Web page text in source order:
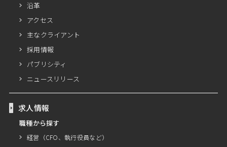
沿革
アクセス
主なクライアント
採用情報
パブリシティ
ニュースリリース
求人情報
職種から探す
経営（CFO、執行役員など）